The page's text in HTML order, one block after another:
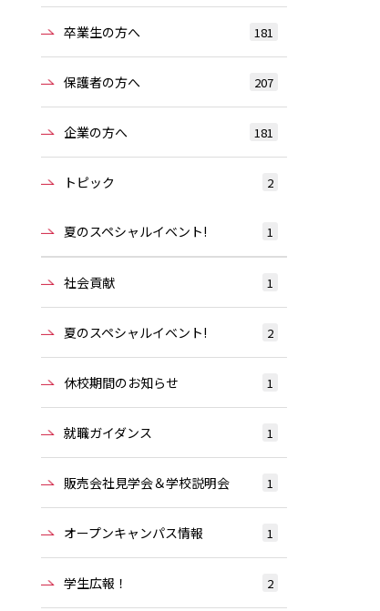
卒業生の方へ 181
保護者の方へ 207
企業の方へ 181
トピック 2
夏のスペシャルイベント! 1
社会貢献 1
夏のスペシャルイベント! 2
休校期間のお知らせ 1
就職ガイダンス 1
販売会社見学会＆学校説明会 1
オープンキャンパス情報 1
学生広報！ 2